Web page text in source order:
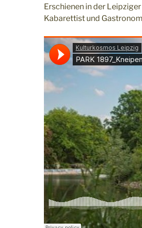
Erschienen in der
Kabarettist und